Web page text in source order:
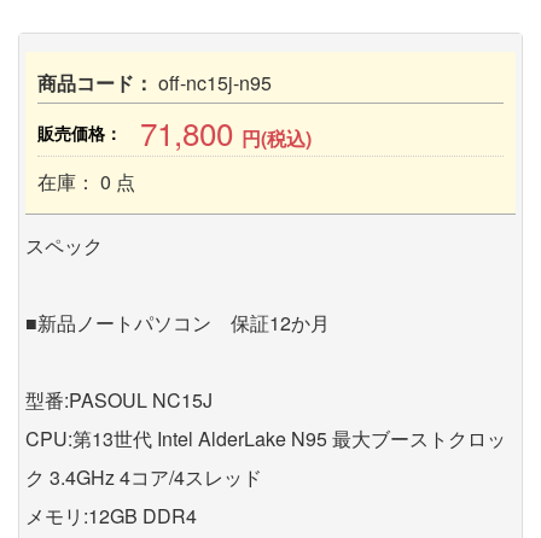
商品コード： off-nc15j-n95
販売価格： 71,800 円(税込)
在庫： 0 点
スペック
■新品ノートパソコン 保証12か月
型番:PASOUL NC15J
CPU:第13世代 Intel AlderLake N95 最大ブーストクロッ
ク 3.4GHz 4コア/4スレッド
メモリ:12GB DDR4